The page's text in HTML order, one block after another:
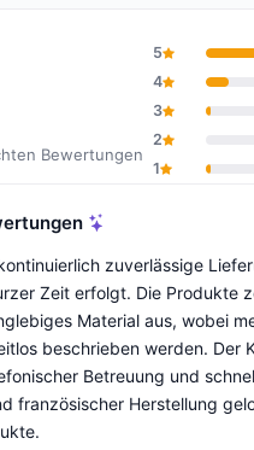
9,8 von 10
Bewertungen
5
4
3
2
1
zuverlässige
Zeit erfolgt. Die Produkte
Material aus, wobei
beschrieben werden.
Betreuung und
französischer Herstellung